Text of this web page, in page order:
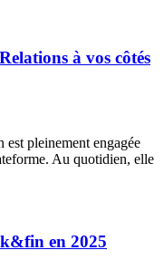
à vos côtés
pleinement engagée
Au quotidien, elle
en 2025